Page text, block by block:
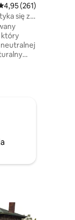
ocena: 4,95
4,95 (261)
się z
który
kominek